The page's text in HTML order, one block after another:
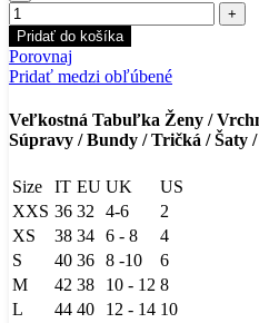
Pridať do košíka
Porovnaj
Pridať medzi obľúbené
Veľkostná Tabuľka Ženy /
Súpravy / Bundy / Tričká / Šaty
Size IT EU UK
US
XXS 36 32 4-6
2
XS
38 34 6 - 8
4
S
40 36 8 -10
6
M
42 38 10 - 12 8
L
44 40 12 - 14 10